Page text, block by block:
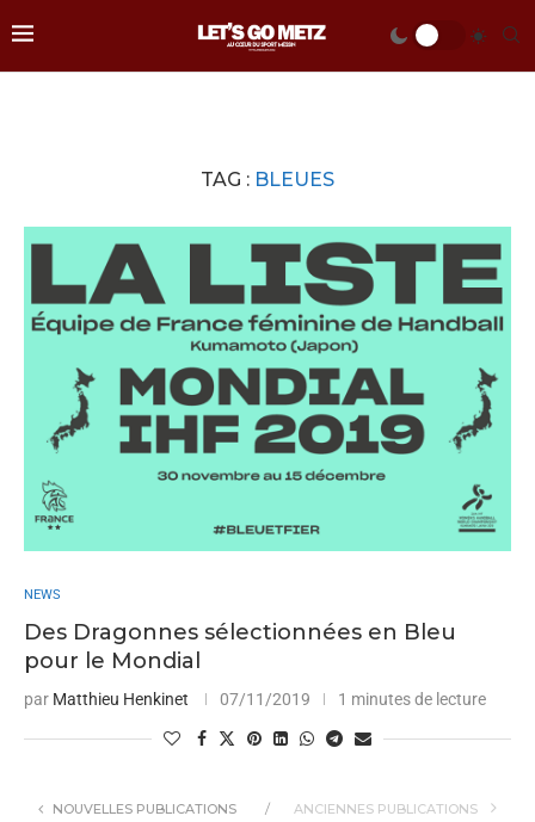
TAG : BLEUES
NEWS
Des Dragonnes sélectionnées en Bleu
pour le Mondial
par Matthieu Henkinet 07/11/2019 1 minutes de lecture
NOUVELLES PUBLICATIONS ANCIENNES PUBLICATIONS